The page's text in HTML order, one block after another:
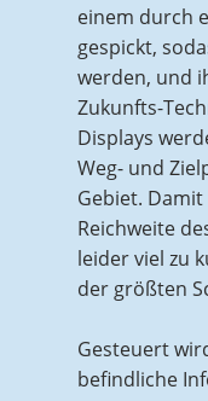
einem durch
gespickt,
werden, und
Zukunfts-
Displays
Weg- und
Gebiet.
Reichweite
leider viel zu
der größten
Gesteuert
befindliche